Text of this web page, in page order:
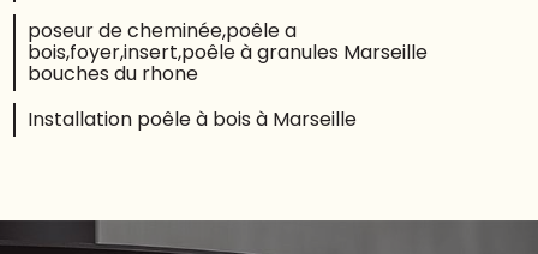
poseur de cheminée,poêle a
bois,foyer,insert,poêle à granules Marseille
bouches du rhone
Installation poêle à bois à Marseille